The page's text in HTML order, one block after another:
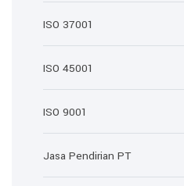
ISO 37001
ISO 45001
ISO 9001
Jasa Pendirian PT